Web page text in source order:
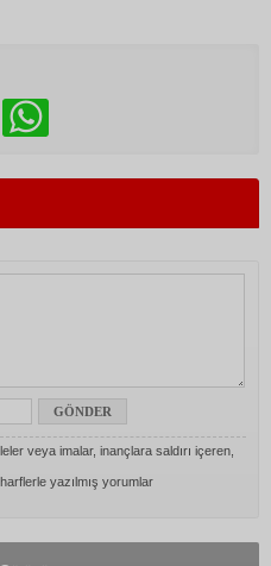
veya imalar, inançlara saldırı içeren,
yazılmış yorumlar